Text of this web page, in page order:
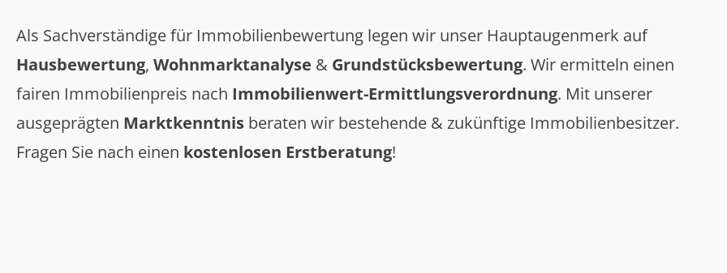
Als Sachverständige für Immobilienbewertung legen wir unser Hauptaugenmerk auf
Hausbewertung, Wohnmarktanalyse & Grundstücksbewertung. Wir ermitteln einen
fairen Immobilienpreis nach Immobilienwert-Ermittlungsverordnung. Mit unserer
ausgeprägten Marktkenntnis beraten wir bestehende & zukünftige Immobilienbesitzer.
Fragen Sie nach einen kostenlosen Erstberatung!